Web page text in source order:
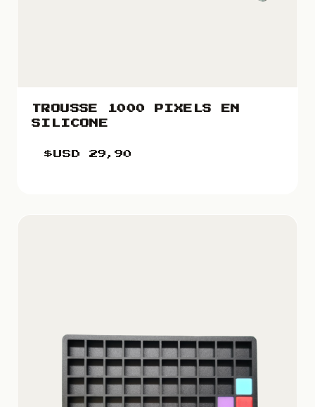
TROUSSE 1000 PIXELS EN
SILICONE
$USD29,90